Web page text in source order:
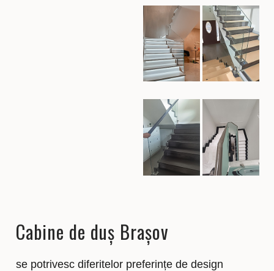
Cabine de duș Brașov
se potrivesc diferitelor preferințe de design